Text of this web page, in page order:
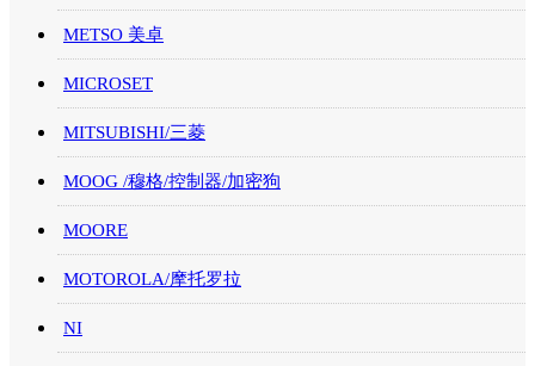
METSO 美卓
MICROSET
MITSUBISHI/三菱
MOOG /穆格/控制器/加密狗
MOORE
MOTOROLA/摩托罗拉
NI